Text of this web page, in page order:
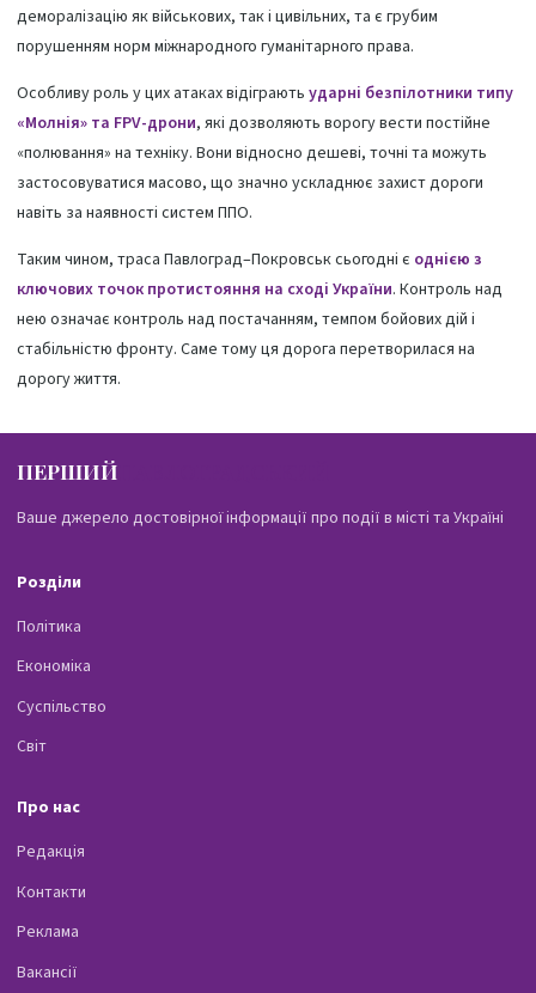
деморалізацію як військових, так і цивільних, та є грубим
порушенням норм міжнародного гуманітарного права.
Особливу роль у цих атаках відіграють ударні безпілотники типу
«Молнія» та FPV-дрони, які дозволяють ворогу вести постійне
«полювання» на техніку. Вони відносно дешеві, точні та можуть
застосовуватися масово, що значно ускладнює захист дороги
навіть за наявності систем ППО.
Таким чином, траса Павлоград–Покровськ сьогодні є однією з
ключових точок протистояння на сході України. Контроль над
нею означає контроль над постачанням, темпом бойових дій і
стабільністю фронту. Саме тому ця дорога перетворилася на
дорогу життя.
ПЕРШИЙ
Ваше джерело достовірної інформації про події в місті та Україні
Розділи
Політика
Економіка
Суспільство
Світ
Про нас
Редакція
Контакти
Реклама
Вакансії